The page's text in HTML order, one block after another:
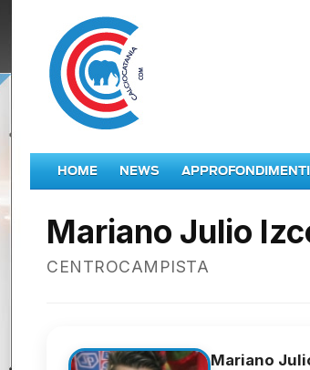
HOME NEWS APPROFONDIMENTI
Mariano Julio
CENTROCAMPISTA
Mariano